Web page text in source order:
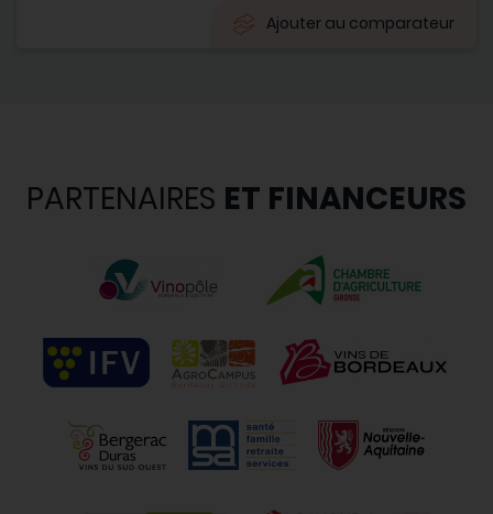
Ajouter au comparateur
PARTENAIRES ET FINANCEURS